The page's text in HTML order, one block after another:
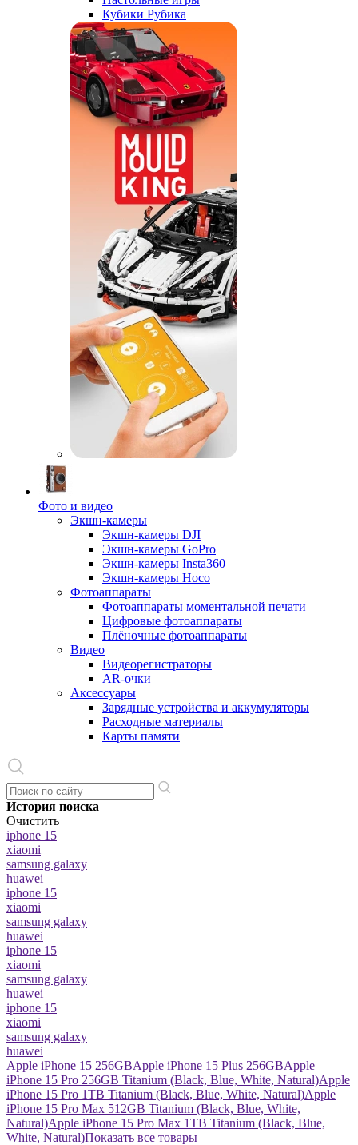
Кубики Рубика
Фото и видео
Экшн-камеры
Экшн-камеры DJI
Экшн-камеры GoPro
Экшн-камеры Insta360
Экшн-камеры Hoco
Фотоаппараты
Фотоаппараты моментальной печати
Цифровые фотоаппараты
Плёночные фотоаппараты
Видео
Видеорегистраторы
AR-очки
Аксессуары
Зарядные устройства и аккумуляторы
Расходные материалы
Карты памяти
История поиска
Очистить
iphone 15
xiaomi
samsung galaxy
huawei
iphone 15
xiaomi
samsung galaxy
huawei
iphone 15
xiaomi
samsung galaxy
huawei
iphone 15
xiaomi
samsung galaxy
huawei
Apple iPhone 15 256GBApple iPhone 15 Plus 256GBApple
iPhone 15 Pro 256GB Titanium (Black, Blue, White, Natural)Apple
iPhone 15 Pro 1TB Titanium (Black, Blue, White, Natural)Apple
iPhone 15 Pro Max 512GB Titanium (Black, Blue, White,
Natural)Apple iPhone 15 Pro Max 1TB Titanium (Black, Blue,
White, Natural)Показать все товары